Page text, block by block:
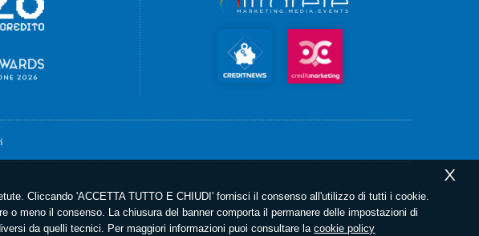
X
Cliccando 'ACCETTA TUTTO E CHIUDI' fornisci il consenso all'utilizzo di tutti i cookie.
meno il consenso. La chiusura del banner comporta il permanere delle impostazioni di
da quelli tecnici. Per maggiori informazioni puoi consultare lacookie policy